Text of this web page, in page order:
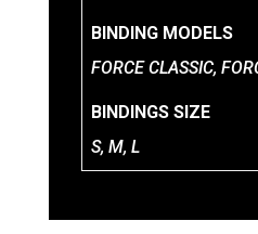
BINDING MODELS
FORCE CLASSIC,
BINDINGS SIZE
S, M, L